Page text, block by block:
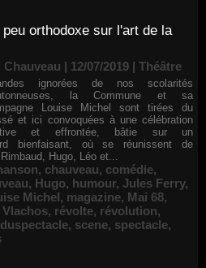
orthodoxe sur l'art de la
Chauveau | 12/07/2019 | Théâtre
ignorées de nos scolarités
la Commune et sa
Louise Michel sont tirées du
et ici convoquées à une célébration
et effrontée, bâtie sur un
bienfaisant, où se réunissent de
Hugo, Léo et...
, chauveau, comédie,
, Hugo, humour, Jules Ferry,
Michel, magazine, Mai 68,
Vlachos, révolte, révolution,
, scene, spectacle,